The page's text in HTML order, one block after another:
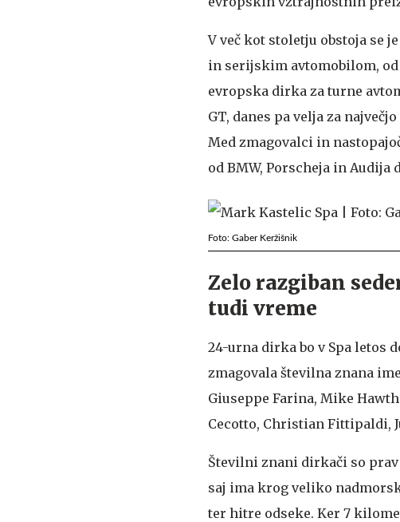
V več kot stoletju obstoja se
in serijskim avtomobilom, od
evropska dirka za turne
GT, danes pa velja za
Med zmagovalci in
od BMW, Porscheja in
Foto: Gaber Keržišnik
Zelo razgiban
tudi vreme
24-urna dirka bo v Spa letos
zmagovala številna znana
Giuseppe Farina, Mike
Cecotto, Christian Fittipaldi,
Številni znani dirkači so
saj ima krog veliko
ter hitre odseke. Ker 7